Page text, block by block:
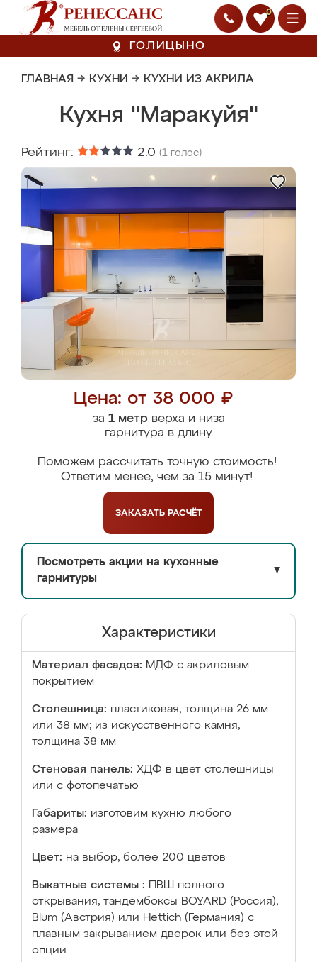
0
ГОЛИЦЫНО
ГЛАВНАЯ → КУХНИ → КУХНИ ИЗ АКРИЛА
Кухня "Маракуйя"
Рейтинг: 2.0 (1 голос)
Цена: от 38 000 ₽
за 1 метрверха и низа
гарнитура в длину
Поможем рассчитать точную стоимость!
Ответим менее, чем за 15 минут!
ЗАКАЗАТЬ РАСЧЁТ
Посмотреть акции на кухонные
гарнитуры
▼
Характеристики
Материал фасадов: МДФ с акриловым
покрытием
Столешница: пластиковая, толщина 26 мм
или 38 мм; из искусственного камня,
толщина 38 мм
Стеновая панель: ХДФ в цвет столешницы
или с фотопечатью
Габариты: изготовим кухню любого
размера
Цвет: на выбор, более 200 цветов
Выкатные системы :
ПВШ полного
открывания, тандембоксы BOYARD (Россия),
Blum (Австрия) или Hettich (Германия) с
плавным закрыванием дверок или без этой
опции